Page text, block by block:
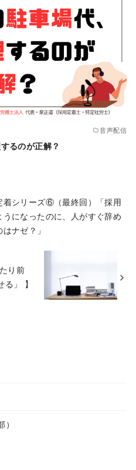
音声配信
るのが正解？
着シリーズ⑥（最終回）「採用
うになったのに、人がすぐ辞め
ナゼ？」
り前
」 】